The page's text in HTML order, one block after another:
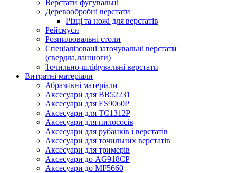
Верстати фугувальні
Деревообробні верстати
Різці та ножі для верстатів
Рейсмуси
Розпилювальні столи
Спеціалізовані заточувальні верстати
(свердла,ланцюги)
Точильно-шліфувальні верстати
Витратні матеріали
Абразивні матеріали
Аксесуари для BB52231
Аксесуари для ES9060P
Аксесуари для TC1312P
Аксесуари для пилососів
Аксесуари для рубанків і верстатів
Аксесуари для точильних верстатів
Аксесуари для тримерів
Аксесуари до AG918CP
Аксесуари до MF5660